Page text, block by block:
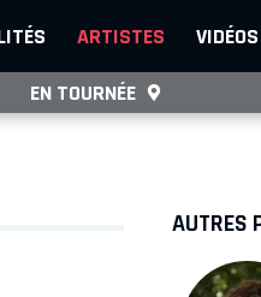
ARTISTES VIDÉOS
EN TOURNÉE
AUTRES